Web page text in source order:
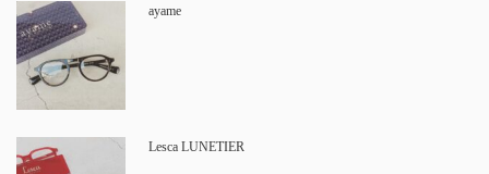
ayame
Lesca LUNETIER